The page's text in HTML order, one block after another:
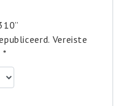
Vereiste
*